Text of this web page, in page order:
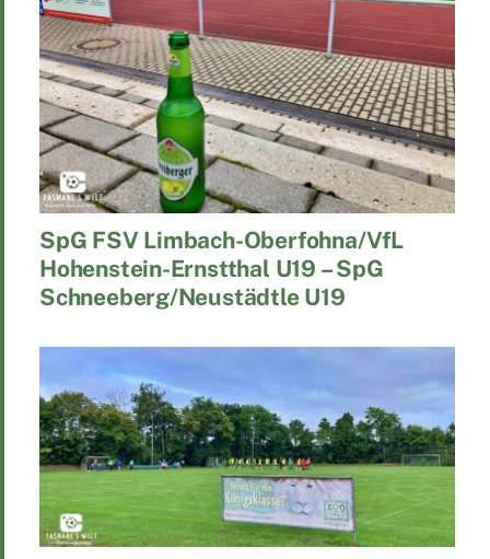
SpG FSV Limbach-Oberfohna/VfL
Hohenstein-Ernstthal U19 – SpG
Schneeberg/Neustädtle U19